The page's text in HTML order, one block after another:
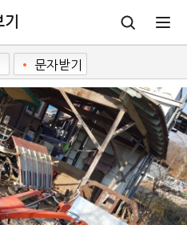
• 문자받기